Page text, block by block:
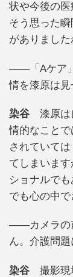
状や今後の医
そう思った
がありました
――「Aケア
情を漆原は
染谷 漆原は
情的なこと
されていて
てしまいま
ショナルで
でも心の中で
――カメラの
ん。介護問
染谷 撮影現